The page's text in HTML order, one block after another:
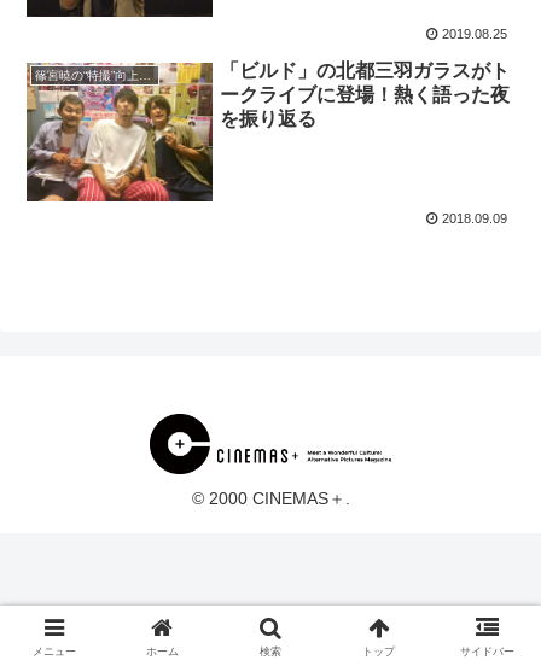
2019.08.25
「ビルド」の北都三羽ガラスがト
ークライブに登場！熱く語った夜
を振り返る
2018.09.09
© 2000 CINEMAS＋.
メニュー ホーム 検索 トップ サイドバー